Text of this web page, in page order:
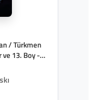
/ Türkmen
ve 13. Boy -